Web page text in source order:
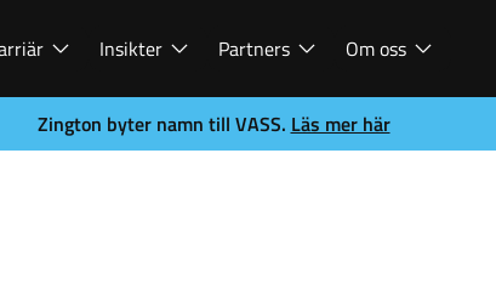
Insikter Partners Om oss
Zington byter namn till VASS. Läs mer här